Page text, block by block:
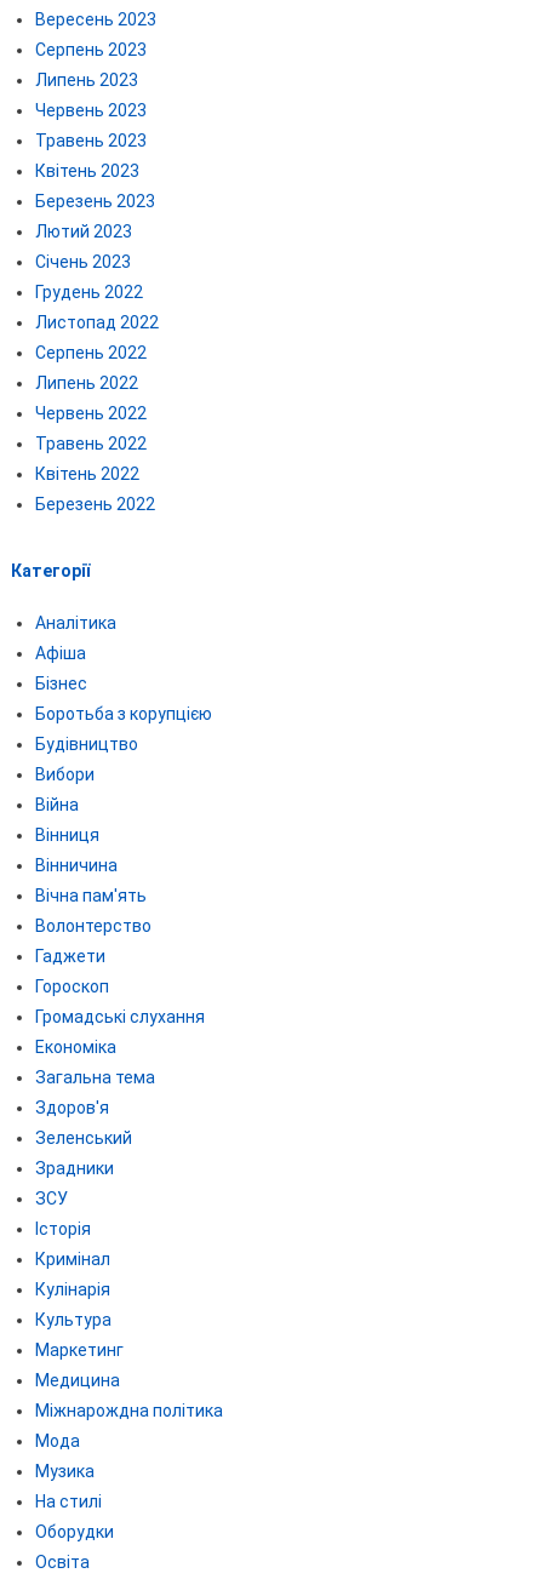
Вересень 2023
Серпень 2023
Липень 2023
Червень 2023
Травень 2023
Квітень 2023
Березень 2023
Лютий 2023
Січень 2023
Грудень 2022
Листопад 2022
Серпень 2022
Липень 2022
Червень 2022
Травень 2022
Квітень 2022
Березень 2022
Категорії
Аналітика
Афіша
Бізнес
Боротьба з корупцією
Будівництво
Вибори
Війна
Вінниця
Вінничина
Вічна пам'ять
Волонтерство
Гаджети
Гороскоп
Громадські слухання
Економіка
Загальна тема
Здоров'я
Зеленський
Зрадники
ЗСУ
Історія
Кримінал
Кулінарія
Культура
Маркетинг
Медицина
Міжнарождна політика
Мода
Музика
На стилі
Оборудки
Освіта